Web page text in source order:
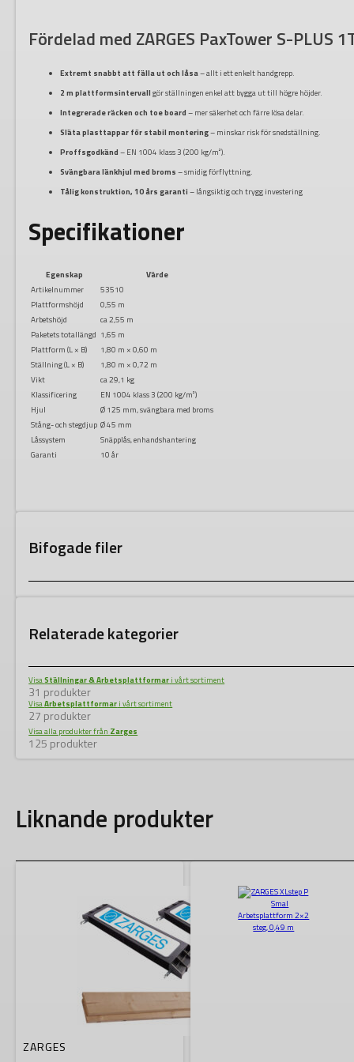
Fördelad med ZARGES PaxTower S-PLUS
Extremt snabbt att fälla ut och låsa– allt i ett enkelt handgrepp.
2 m plattformsintervall gör ställningen enkel att bygga ut till högre höjder.
Integrerade räcken och toe board – mer säkerhet och färre lösa delar.
Släta plasttappar för stabil montering– minskar risk för snedställning.
Proffsgodkänd – EN 1004 klass 3 (200 kg/m²).
Svängbara länkhjul med broms – smidig förflyttning.
Tålig konstruktion, 10 års garanti – långsiktig och trygg investering
Specifikationer
Egenskap
Värde
Artikelnummer
53510
Plattformshöjd
0,55 m
Arbetshöjd
ca 2,55 m
Paketets totallängd 1,65 m
Plattform (L × B)
1,80 m × 0,60 m
Ställning (L × B)
1,80 m × 0,72 m
Vikt
ca 29,1 kg
Klassificering
EN 1004 klass 3 (200 kg/m²)
Hjul
Ø 125 mm, svängbara med broms
Stång- och stegdjup Ø 45 mm
Låssystem
Snäpplås, enhandshantering
Garanti
10 år
Bifogade filer
Relaterade kategorier
VisaStällningar & Arbetsplattformar i vårt sortiment
31 produkter
VisaArbetsplattformar i vårt sortiment
27 produkter
Visa alla produkter från Zarges
125 produkter
Liknande produkter
ZARGES